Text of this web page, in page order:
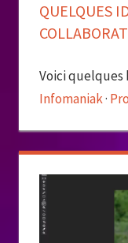
QUELQUES
Voici quelques
Infomaniak·